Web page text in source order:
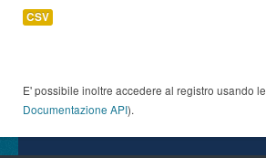
CSV
E' possibile inoltre accedere al registro usando le
Documentazione API).